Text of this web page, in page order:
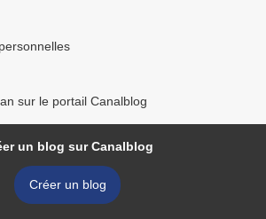
sur le portail Canalblog
un blog sur Canalblog
Créer un blog